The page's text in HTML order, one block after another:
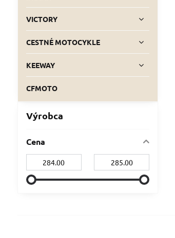
Výrobca
Cena
VICTORY
CESTNÉ MOTOCYKLE
KEEWAY
CFMOTO